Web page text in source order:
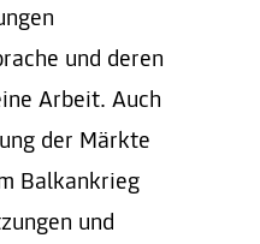
und deren
Arbeit. Auch
der Märkte
Balkankrieg
und